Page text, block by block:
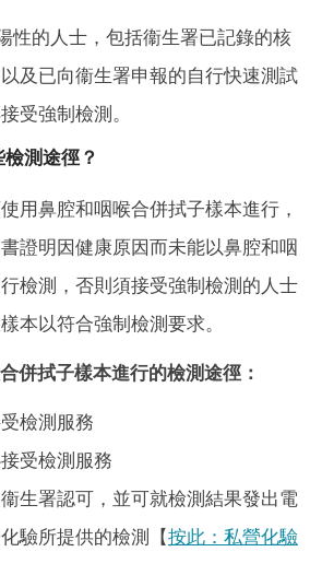
性的人士，包括衞生署已記錄的核
及已向衞生署申報的自行快速測試
受強制檢測。
測途徑？
用鼻腔和咽喉合併拭子樣本進行，
證明因健康原因而未能以鼻腔和咽
檢測，否則須接受強制檢測的人士
本以符合強制檢測要求。
併拭子樣本進行的檢測途徑：
檢測服務
受檢測服務
生署認可，並可就檢測結果發出電
驗所提供的檢測【按此：私營化驗